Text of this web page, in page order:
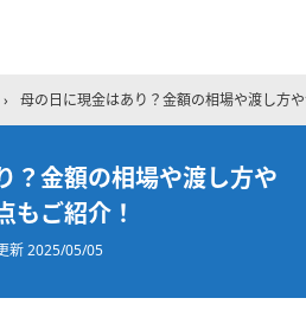
› 母の日に現金はあり？金額の相場や渡し方
？金額の相場や渡し方や
もご紹介！
新2025/05/05